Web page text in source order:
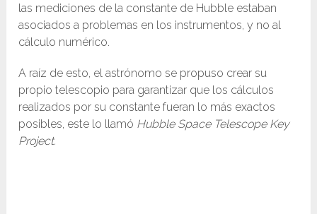
las mediciones de la constante de Hubble estaban
asociados a problemas en los instrumentos, y no al
cálculo numérico.
A raíz de esto, el astrónomo se propuso crear su
propio telescopio para garantizar que los cálculos
realizados por su constante fueran lo más exactos
posibles, este lo llamó Hubble Space Telescope Key
Project.